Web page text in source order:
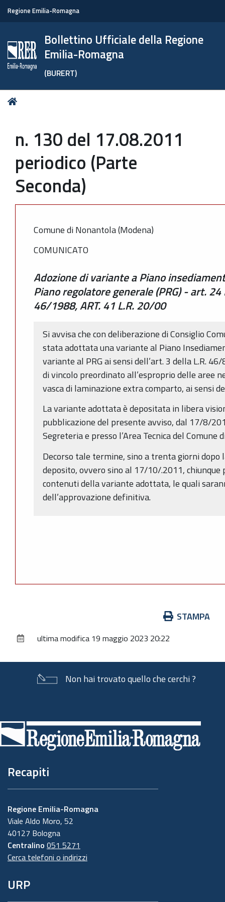
Regione Emilia-Romagna
Bollettino Ufficiale della Regione
Emilia-Romagna
(BURERT)
Tu
n. 130 del 17.08.2011
periodico (Parte
Seconda)
Comune di Nonantola (Modena)
COMUNICATO
Adozione di variante a Piano
Piano regolatore generale (PRG) - art.
46/1988, ART. 41 L.R. 20/00
Si avvisa che con deliberazione di Consiglio
stata adottata una variante al Piano
variante al PRG ai sensi dell’art. 3 della L.R.
di vincolo preordinato all’esproprio delle aree
vasca di laminazione extra comparto, ai sensi
La variante adottata è depositata in libera
pubblicazione del presente avviso, dal 17/8/
Segreteria e presso l’Area Tecnica del
Decorso tale termine, sino a trenta giorni dopo
deposito, ovvero sino al 17/10/.2011,
contenuti della variante adottata, le quali
dell’approvazione definitiva.
documento
STAMPA
ultima modifica 19 maggio 2023 20:22
Non hai trovato quello che cerchi ?
di
pagina
Recapiti
Regione Emilia-Romagna
Viale Aldo Moro, 52
40127 Bologna
Centralino 051 5271
Cerca telefoni o indirizzi
URP